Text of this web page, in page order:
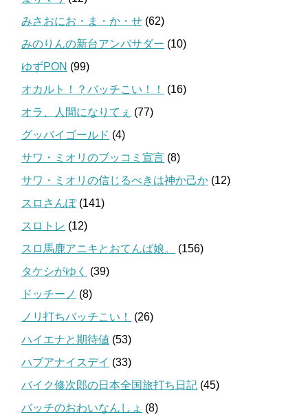
みさおにお・ま・か・せ (62)
みのりんの新台アンバサダー (10)
ゆずPON (99)
オカルト！？バッチこい！！
(16)
オラ、人間になりてぇ (77)
グッバイゴールド (4)
サワ・ミオリのブッコミ宣言 (8)
サワ・ミオリの信じるべきは神か己か (12)
スロさんぽ(141)
スロトレ (12)
スロ馬鹿アニキとおてんば娘。
(156)
タケシがゆく
(39)
ドッチーノ (8)
ノリ打ちバッチこい！
(26)
ハイエナと期待値 (53)
ハブアナイスデイ (33)
バイク修次郎の日本全国旅打ち日記 (45)
バッチのおわいなんしょ (8)